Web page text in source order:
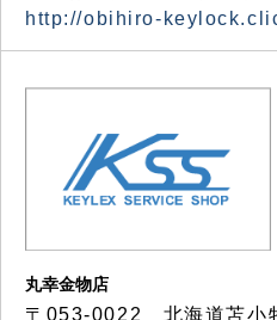
http://obihiro-
丸幸金物店
〒053-0022 北海道苫小